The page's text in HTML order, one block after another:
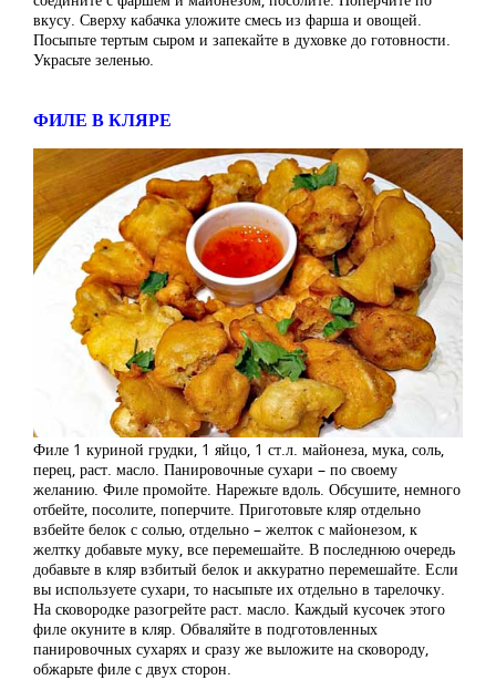
вкусу. Сверху кабачка уложите смесь из фарша и овощей.
Посыпьте тертым сыром и запекайте в духовке до готовности.
Украсьте зеленью.
ФИЛЕ В КЛЯРЕ
Филе 1 куриной грудки, 1 яйцо, 1 ст.л. майонеза, мука, соль,
перец, раст. масло. Панировочные сухари – по своему
желанию. Филе промойте. Нарежьте вдоль. Обсушите, немного
отбейте, посолите, поперчите. Приготовьте кляр отдельно
взбейте белок с солью, отдельно – желток с майонезом, к
желтку добавьте муку, все перемешайте. В последнюю очередь
добавьте в кляр взбитый белок и аккуратно перемешайте. Если
вы используете сухари, то насыпьте их отдельно в тарелочку.
На сковородке разогрейте раст. масло. Каждый кусочек этого
филе окуните в кляр. Обваляйте в подготовленных
панировочных сухарях и сразу же выложите на сковороду,
обжарьте филе с двух сторон.